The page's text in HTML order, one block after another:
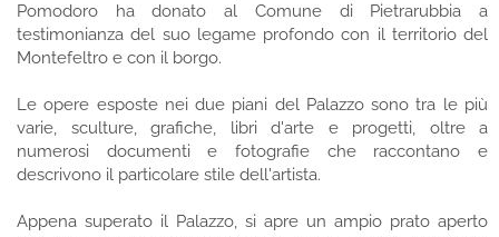
Pomodoro ha donato al Comune di Pietrarubbia a
testimonianza del suo legame profondo con il territorio del
Montefeltro e con il borgo.
Le opere esposte nei due piani del Palazzo sono tra le più
varie, sculture, grafiche, libri d'arte e progetti, oltre a
numerosi documenti e fotografie che raccontano e
descrivono il particolare stile dell'artista.
Appena superato il Palazzo, si apre un ampio prato aperto